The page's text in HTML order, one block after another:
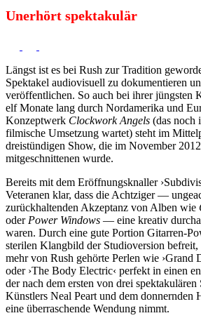
Unerhört spektakulär
Längst ist es bei Rush zur Tradition
Spektakel audiovisuell zu dokumentieren
veröffentlichen. So auch bei ihrer jüngsten
elf Monate lang durch Nordamerika und
Konzeptwerk Clockwork Angels (das noch
filmische Umsetzung wartet) steht im
dreistündigen Show, die im November
mitgeschnittenen wurde.
Bereits mit dem Eröffnungsknaller
Veteranen klar, dass die Achtziger —
zurückhaltenden Akzeptanz von Alben wie
oder Power Windows — eine kreativ
waren. Durch eine gute Portion Gitarren-
sterilen Klangbild der Studioversion
mehr von Rush gehörte Perlen wie ›Grand
oder ›The Body Electric‹ perfekt in einen
der nach dem ersten von drei
Künstlers Neal Peart und dem donnernden
eine überraschende Wendung nimmt.